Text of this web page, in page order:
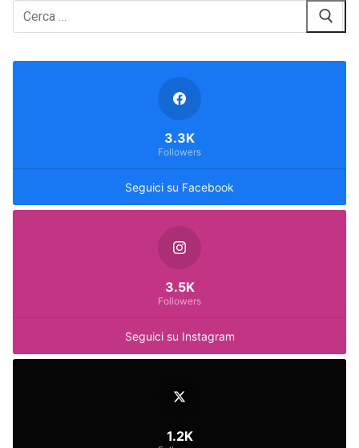
Cerca:
Seguici su Facebook
3.3K
Followers
Seguici su Instagram
3.5K
Followers
1.2K